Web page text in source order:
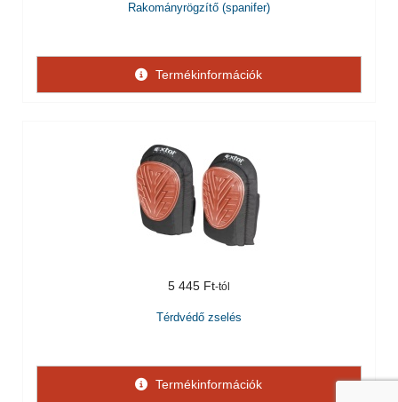
Rakományrögzítő (spanifer)
Termékinformációk
5 445 Ft
Térdvédő zselés
Termékinformációk